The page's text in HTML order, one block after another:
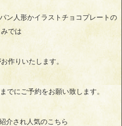
ン人形かイラストチョコプレートの
みでは
作りいたします。
でにご予約をお願い致します。
介され人気のこちら